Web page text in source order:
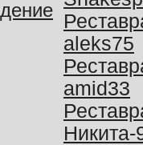
aleks75
amid33
Никита-